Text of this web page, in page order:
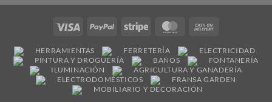
Visa PayPal Stripe MasterCard
Delivery
HERRAMIENTAS FERRETERÍA
ELECTRICIDAD
PINTURA Y DROGUERÍA
BAÑOS
FONTANERÍA
ILUMINACIÓN
AGRICULTURA Y GANADERÍA
ELECTRODOMÉSTICOS
FRANSA GARDEN
MOBILIARIO Y DECORACIÓN